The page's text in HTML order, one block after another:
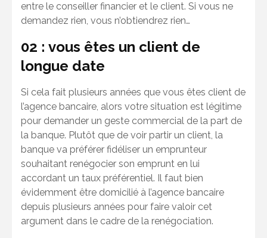
entre le conseiller financier et le client. Si vous ne
demandez rien, vous n’obtiendrez rien…
02 : vous êtes un client de
longue date
Si cela fait plusieurs années que vous êtes client de
l’agence bancaire, alors votre situation est légitime
pour demander un geste commercial de la part de
la banque. Plutôt que de voir partir un client, la
banque va préférer fidéliser un emprunteur
souhaitant renégocier son emprunt en lui
accordant un taux préférentiel. Il faut bien
évidemment être domicilié à l’agence bancaire
depuis plusieurs années pour faire valoir cet
argument dans le cadre de la renégociation.